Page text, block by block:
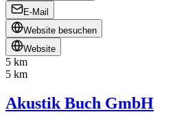
E-Mail
Website besuchen
Website
5 km
5 km
Akustik Buch GmbH